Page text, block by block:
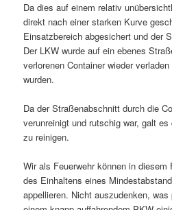
Da dies auf einem relativ
direkt nach einer starken Kurve
Einsatzbereich abgesichert und der
Der LKW wurde auf ein ebenes
verlorenen Container wieder
wurden.
Da der Straßenabschnitt durch die
verunreinigt und rutschig war, galt
zu reinigen.
Wir als Feuerwehr können in
des Einhaltens eines
appellieren. Nicht auszudenken,